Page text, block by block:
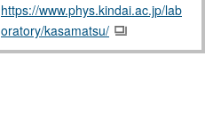
https://www.phys.kindai.ac.jp/lab
oratory/kasamatsu/